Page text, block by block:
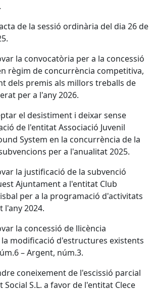
de la sessió ordinària del dia 26 de
la convocatòria per a la concessió
règim de concurrència competitiva,
dels premis als millors treballs de
per a l'any 2026.
el desistiment i deixar sense
de l'entitat Associació Juvenil
System en la concurrència de la
per a l'anualitat 2025.
la justificació de la subvenció
Ajuntament a l'entitat Club
per a la programació d'activitats
l'any 2024.
la concessió de llicència
modificació d'estructures existents
– Argent, núm.3.
coneixement de l'escissió parcial
S.L. a favor de l'entitat Clece